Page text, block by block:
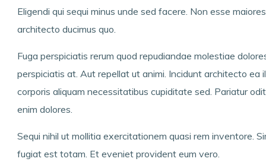
Eligendi qui sequi minus unde sed facere. Non esse maiores
architecto ducimus quo.
Fuga perspiciatis rerum quod repudiandae molestiae
perspiciatis at. Aut repellat ut animi. Incidunt architecto ea
corporis aliquam necessitatibus cupiditate sed. Pariatur
enim dolores.
Sequi nihil ut mollitia exercitationem quasi rem inventore.
fugiat est totam. Et eveniet provident eum vero.